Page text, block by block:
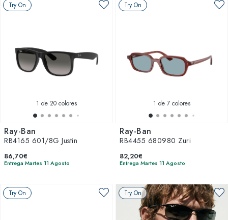
Try On
1 de 20 colores
Ray-Ban
RB4165 601/8G Justin
86,70€
Entrega Martes 11 Agosto
Try On
1 de 7 colores
Ray-Ban
RB4455 680980 Zuri
82,20€
Entrega Martes 11 Agosto
Try On Try On